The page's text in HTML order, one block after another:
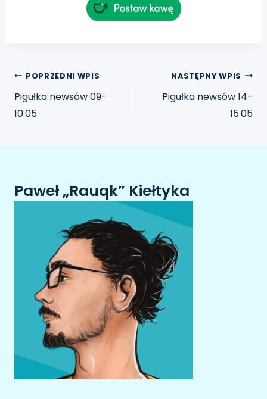
POPRZEDNI WPIS
Pigułka newsów 09-
10.05
NASTĘPNY WPIS
Pigułka newsów 14-
15.05
Paweł „Rauqk” Kiełtyka